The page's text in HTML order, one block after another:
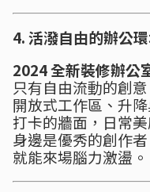
4. 活潑自由的辦公環
2024 全新裝修辦公
只有自由流動的創意
開放式工作區、升
打卡的牆面，日常
身邊是優秀的創作
就能來場腦力激盪。